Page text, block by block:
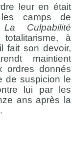
leur en était
les camps de
La Culpabilité
totalitarisme, à
fait son devoir,
maintient
ordres donnés
de suspicion le
lui par les
ans après la